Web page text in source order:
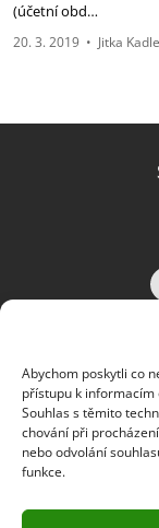
Abychom poskytli co
přístupu k informacím
Souhlas s těmito
chování při
nebo odvolání
funkce.
(účetní obd…
20. 3. 2019 • Jitka
Pravidla používání|
Deloitte.cz
© 2026. Více
Deloitte označuje
a přidružené subjekty